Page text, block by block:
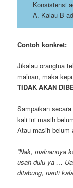
Konsistensi
A. Kalau B
Contoh konkret:
Jikalau orangtua
mainan, maka
TIDAK AKAN
Sampaikan
kali ini masih
Atau masih belum
“Nak, mainannya
usah dulu ya …
ditabung, nanti